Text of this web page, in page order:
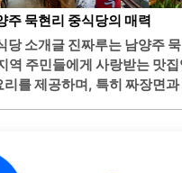
자주 찾는 곳으로, 빠른 서
입니다.포장 서비스도 제공하
수 있는 편리함도 갖추고 있
하며, 고객의 요구에 귀 기울
수육은..
주 묵현리 중식당의 매력
당 소개글 진짜루는 남양주
역 주민들에게 사랑받는 맛
를 제공하며, 특히 짜장면과
굴이 풍부하게 들어가 있어 더